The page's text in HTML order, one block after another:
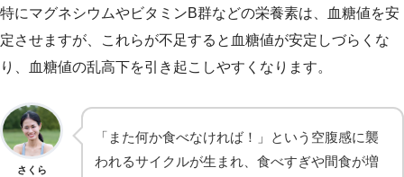
特にマグネシウムやビタミンB群などの栄養素は、血糖値を安
定させますが、これらが不足すると血糖値が安定しづらくな
り、血糖値の乱高下を引き起こしやすくなります。
さくら
「また何か食べなければ！」という空腹感に襲
われるサイクルが生まれ、食べすぎや間食が増